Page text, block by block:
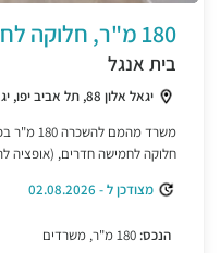
180 מ"ר, חלוקה לחדרים בגמר יפה,
בית אנגל
יגאל אלון 88, תל אביב יפו, יגאל אלון והסביבה
משרד
חלוקה לחמישה חדרים, (אופציה
מצודכן ל - 02.08.2026
הנכס: